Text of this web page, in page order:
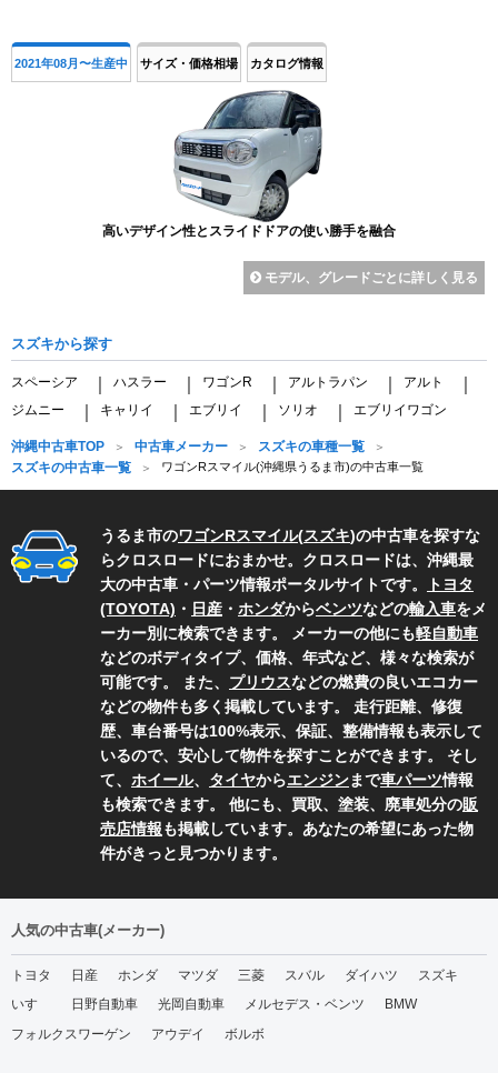
2021年08月〜生産中 サイズ・価格相場 カタログ情報
高いデザイン性とスライドドアの使い勝手を融合
モデル、グレードごとに詳しく見る
スズキから探す
スペーシア ハスラー ワゴンR アルトラパン アルト
ジムニー キャリイ エブリイ ソリオ エブリイワゴン
沖縄中古車TOP 中古車メーカー
スズキの車種一覧
スズキの中古車一覧
ワゴンRスマイル(沖縄県うるま市)の中古車一覧
うるま市のワゴンRスマイル(スズキ)の中古車を探すな
らクロスロードにおまかせ。クロスロードは、沖縄最
大の中古車・パーツ情報ポータルサイトです。
トヨタ
(TOYOTA) ・ 日産 ・ ホンダからベンツなどの輸入車をメ
ーカー別に検索できます。 メーカーの他にも軽自動車
などのボディタイプ、価格、年式など、様々な検索が
可能です。 また、 プリウスなどの燃費の良いエコカー
などの物件も多く掲載しています。 走行距離、修復
歴、車台番号は100%表示、保証、整備情報も表示して
いるので、安心して物件を探すことができます。 そし
て、 ホイール、 タイヤからエンジンまで車パーツ情報
も検索できます。 他にも、買取、塗装、廃車処分の販
売店情報も掲載しています。あなたの希望にあった物
件がきっと見つかります。
人気の中古車(メーカー)
トヨタ 日産 ホンダ マツダ 三菱 スバル ダイハツ
スズキ
いすゞ
日野自動車 光岡自動車 メルセデス・ベンツ
BMW
フォルクスワーゲン
アウデイ ボルボ